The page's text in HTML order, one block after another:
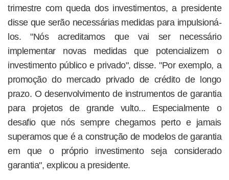
trimestre com queda dos investimentos, a presidente
disse que serão necessárias medidas para impulsioná-
los. "Nós acreditamos que vai ser necessário
implementar novas medidas que potencializem o
investimento público e privado", disse. "Por exemplo, a
promoção do mercado privado de crédito de longo
prazo. O desenvolvimento de instrumentos de garantia
para projetos de grande vulto... Especialmente o
desafio que nós sempre chegamos perto e jamais
superamos que é a construção de modelos de garantia
em que o próprio investimento seja considerado
garantia", explicou a presidente.